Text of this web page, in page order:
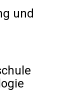
und